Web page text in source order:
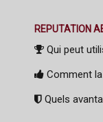
REPUTATION
Qui peut
Comment
Quels